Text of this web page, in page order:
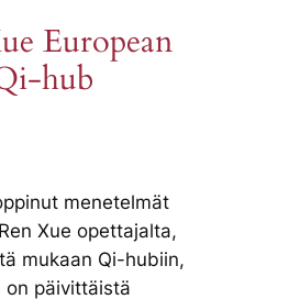
European
hub
menetelmät
Xue opettajalta,
mukaan Qi-hubiin,
on päivittäistä